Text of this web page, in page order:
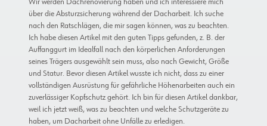
über die Absturzsicherung während der Dacharbeit. Ich suche
nach den Ratschlägen, die mir sagen können, was zu beachten.
Ich habe diesen Artikel mit den guten Tipps gefunden, z. B. der
Auffanggurt im Idealfall nach den körperlichen Anforderungen
seines Trägers ausgewählt sein muss, also nach Gewicht, Größe
und Statur. Bevor diesen Artikel wusste ich nicht, dass zu einer
vollständigen Ausrüstung für gefährliche Höhenarbeiten auch ein
zuverlässiger Kopfschutz gehört. Ich bin für diesen Artikel dankbar,
weil ich jetzt weiß, was zu beachten und welche Schutzgeräte zu
haben, um Dacharbeit ohne Unfälle zu erledigen.